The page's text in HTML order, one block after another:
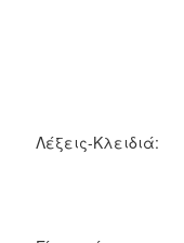
Λέξεις-Κλειδιά: